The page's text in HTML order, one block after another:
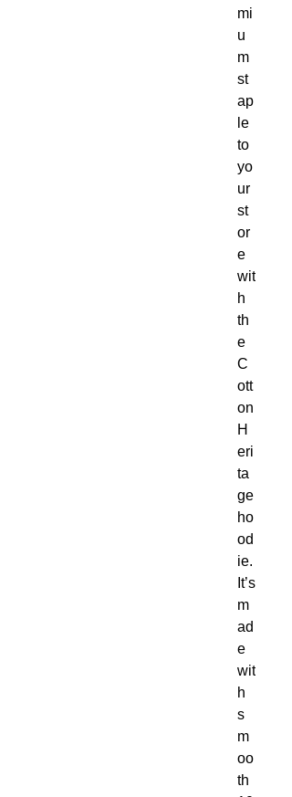
mi
u
m
st
ap
le
to
yo
ur
st
or
e
wit
h
th
e
C
ott
on
H
eri
ta
ge
ho
od
ie.
It’s
m
ad
e
wit
h
s
m
oo
th